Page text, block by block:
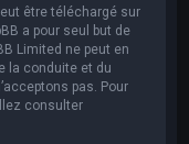
être téléchargé sur
a pour seul but de
Limited ne peut en
la conduite et du
pas. Pour
consulter